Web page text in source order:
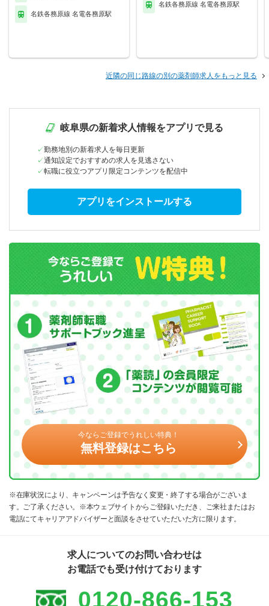
名鉄各務原線 名電各務原駅
名鉄各務原線 名電各務原駅
近隣の同じ路線の別の薬剤師求人をもっと見る
岐阜県の新着求人情報をアプリで見る
勤務地別の新着求人を毎日更新
通知設定でおすすめの求人を見逃さない
転職に役立つアプリ限定コンテンツを配信中
アプリをインストールする
今ならご登録でうれしい特典！
無料登録はこちら
※在庫状況により、キャンペーンは予告なく変更・終了する場合がございま
す。ご了承ください。※本ウェブサイトからご登録いただき、ご来社またはお
電話にてキャリアアドバイザーと面談をさせていただいた方に限ります。
求人についてのお問い合わせは
お電話でも受け付けております
0120-866-153